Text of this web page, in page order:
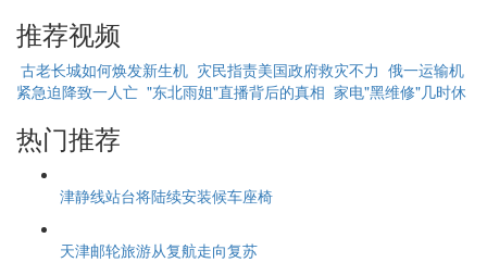
推荐视频
古老长城如何焕发新生机 灾民指责美国政府救灾不力 俄一运输机
紧急迫降致一人亡 "东北雨姐"直播背后的真相 家电"黑维修"几时休
热门推荐
津静线站台将陆续安装候车座椅
天津邮轮旅游从复航走向复苏